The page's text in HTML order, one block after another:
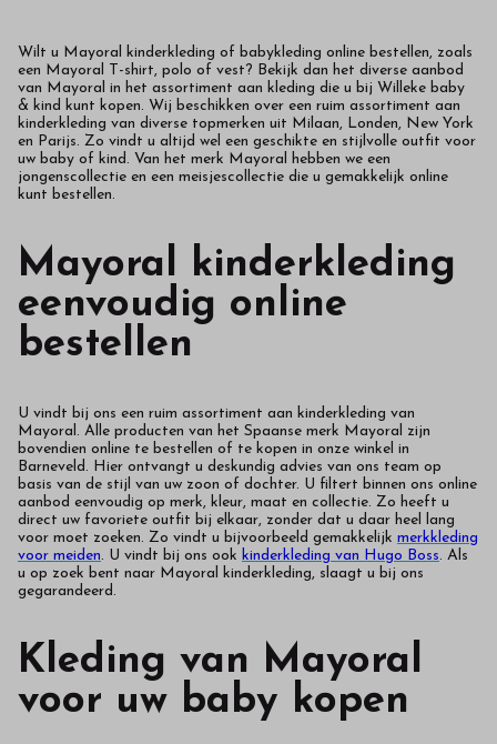
Wilt u Mayoral kinderkleding of babykleding online bestellen, zoals
een Mayoral T-shirt, polo of vest? Bekijk dan het diverse aanbod
van Mayoral in het assortiment aan kleding die u bij Willeke baby
& kind kunt kopen. Wij beschikken over een ruim assortiment aan
kinderkleding van diverse topmerken uit Milaan, Londen, New York
en Parijs. Zo vindt u altijd wel een geschikte en stijlvolle outfit voor
uw baby of kind. Van het merk Mayoral hebben we een
jongenscollectie en een meisjescollectie die u gemakkelijk online
kunt bestellen.
Mayoral kinderkleding
eenvoudig online
bestellen
U vindt bij ons een ruim assortiment aan kinderkleding van
Mayoral. Alle producten van het Spaanse merk Mayoral zijn
bovendien online te bestellen of te kopen in onze winkel in
Barneveld. Hier ontvangt u deskundig advies van ons team op
basis van de stijl van uw zoon of dochter. U filtert binnen ons online
aanbod eenvoudig op merk, kleur, maat en collectie. Zo heeft u
direct uw favoriete outfit bij elkaar, zonder dat u daar heel lang
voor moet zoeken. Zo vindt u bijvoorbeeld gemakkelijk merkkleding
voor meiden. U vindt bij ons ook kinderkleding van Hugo Boss. Als
u op zoek bent naar Mayoral kinderkleding, slaagt u bij ons
gegarandeerd.
Kleding van Mayoral
voor uw baby kopen